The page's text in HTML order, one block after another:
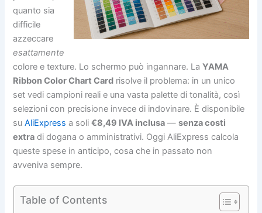
quanto sia
difficile
azzeccare
esattamente
colore e texture. Lo schermo può ingannare. LaYAMA
Ribbon Color Chart Card risolve il problema: in un unico
set vedi campioni reali e una vasta palette di tonalità, così
selezioni con precisione invece di indovinare. È disponibile
suAliExpress a soli€8,49 IVA inclusa —senza costi
extra di dogana o amministrativi. Oggi AliExpress calcola
queste spese in anticipo, cosa che in passato non
avveniva sempre.
Table of Contents